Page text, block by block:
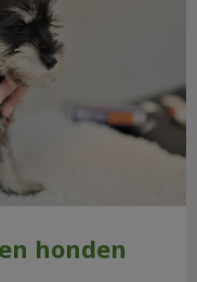
honden